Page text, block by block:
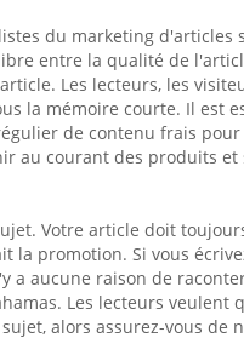
du marketing d'articles
entre la qualité de
Les lecteurs, les
la mémoire courte. Il est
de contenu frais
au courant des produits et
Votre article doit
la promotion. Si vous
a aucune raison de
Les lecteurs veulent
alors assurez-vous de